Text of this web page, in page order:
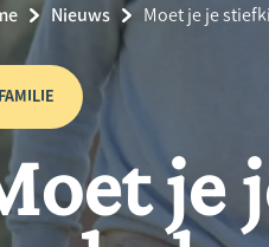
Nieuws
Current
Moet je je
FAMILIE
je